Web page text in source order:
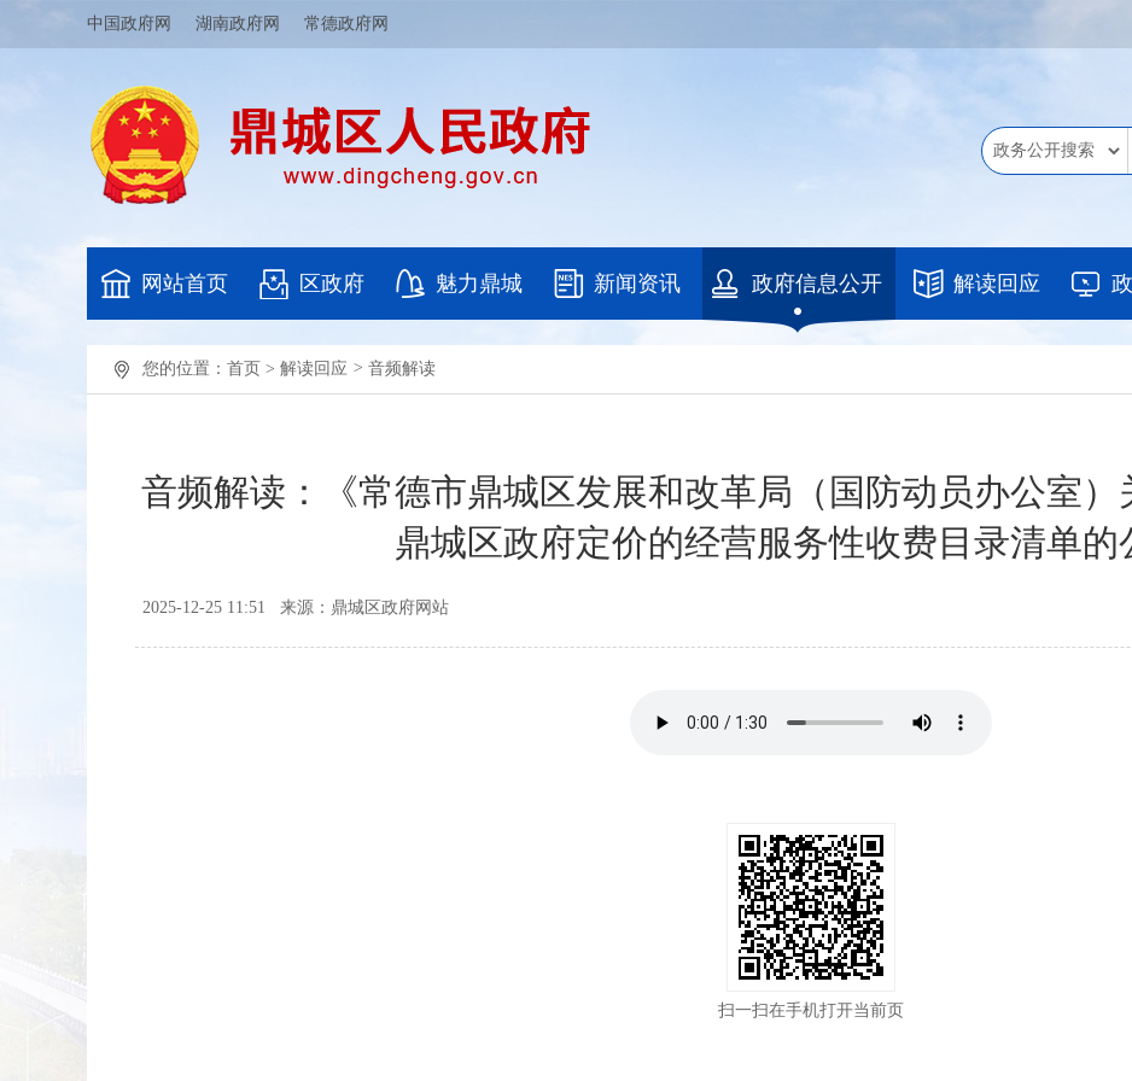
中国政府网 湖南政府网 常德政府网
网站首页 区政府 魅力鼎城 新闻资讯 政府信息公开 解读回应
您的位置： 首页 > 解读回应 > 音频解读
音频解读：《常德市鼎城区发展和改革局（国防动员办公室）
鼎城区政府定价的经营服务性收费目录清单的
2025-12-25 11:51 来源：鼎城区政府网站
扫一扫在手机打开当前页